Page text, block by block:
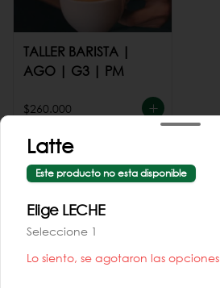
TALLER BARISTA |
AGO | G3 | PM
$260.000
Conócenos
Latte
Este producto no esta disponible
Elige LECHE
Seleccione 1
Lo siento, se agotaron las opciones